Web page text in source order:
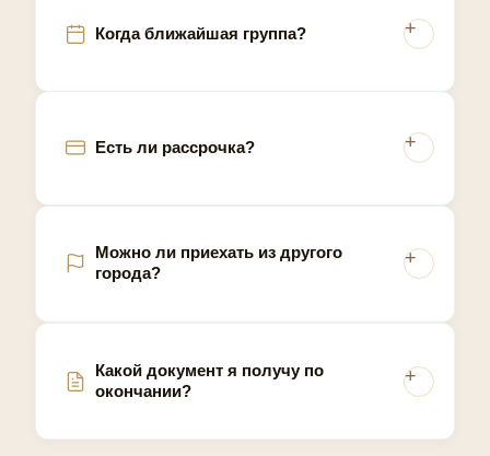
Когда ближайшая группа?
Есть ли рассрочка?
Можно ли приехать из другого
города?
Какой документ я получу по
окончании?